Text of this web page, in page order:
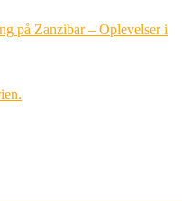
på Zanzibar – Oplevelser i